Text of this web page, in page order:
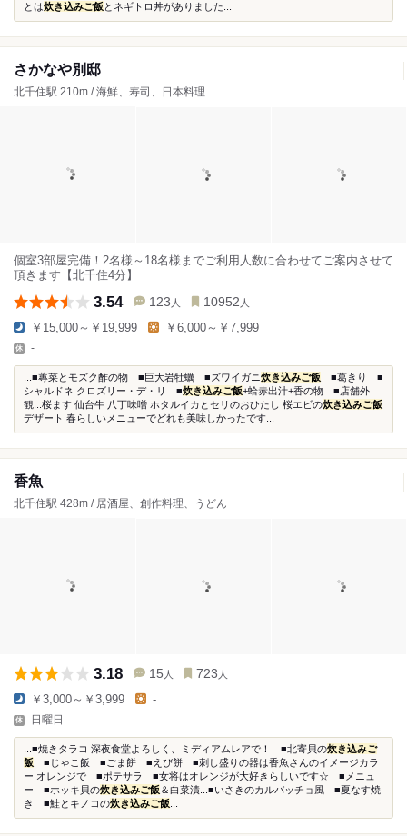
とは炊き込みご飯 とネギトロ丼がありました...
さかなや別邸
北千住駅 210m / 海鮮、寿司、日本料理
個室3部屋完備！2名様～18名様までご利用人数に合わせてご案内させて
頂きます【北千住4分】
3.54 123 人 10952 人
￥15,000～￥19,999 ￥6,000～￥7,999
-
...■蓴菜とモズク酢の物 ■巨大岩牡蠣 ■ズワイガニ炊き込みご飯 ■葛きり ■
シャルドネ クロズリー・デ・リ ■炊き込みご飯+蛤赤出汁+香の物 ■店舗外
観...桜ます 仙台牛 八丁味噌 ホタルイカとセリのおひたし 桜エビの炊き込みご飯
デザート 春らしいメニューでどれも美味しかったです...
香魚
北千住駅 428m / 居酒屋、創作料理、うどん
3.18 15 人 723 人
￥3,000～￥3,999 -
日曜日
...■焼きタラコ 深夜食堂よろしく、ミディアムレアで！ ■北寄貝の炊き込みご
飯 ■じゃこ飯 ■ごま餅 ■えび餅 ■刺し盛りの器は香魚さんのイメージカラ
ー オレンジで ■ポテサラ ■女将はオレンジが大好きらしいです☆ ■メニュ
ー ■ホッキ貝の炊き込みご飯 ＆白菜漬...■いさきのカルパッチョ風 ■夏なす焼
き ■鮭とキノコの炊き込みご飯